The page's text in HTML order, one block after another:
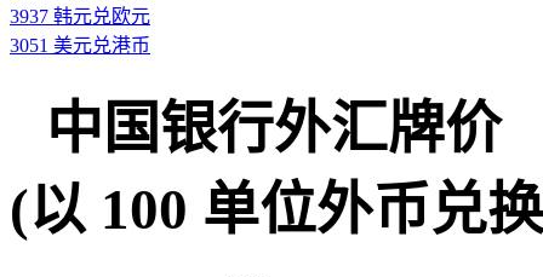
3937 韩元兑欧元
3051 美元兑港币
中国银行外汇牌价
(以 100 单位外币兑